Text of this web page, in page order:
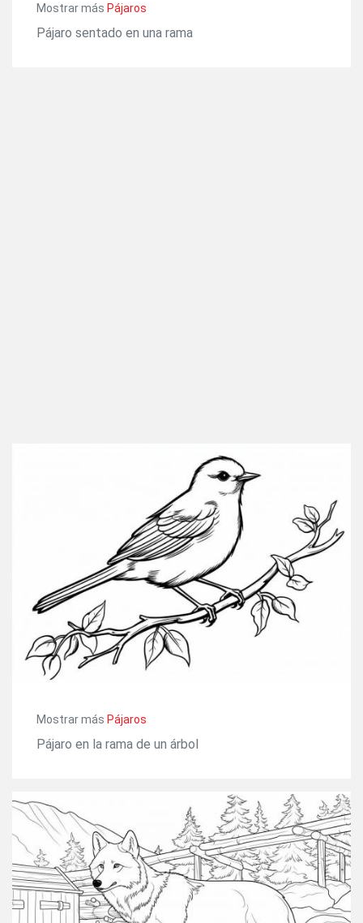
Mostrar más Pájaros
Pájaro sentado en una rama
Mostrar más Pájaros
Pájaro en la rama de un árbol